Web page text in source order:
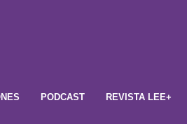
PODCAST REVISTA LEE+